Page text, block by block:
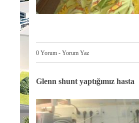
0 Yorum - Yorum Yaz
Glenn shunt yaptığımız hasta